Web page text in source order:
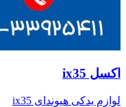
اکسل ix35
لوازم یدکی هیوندای ix35